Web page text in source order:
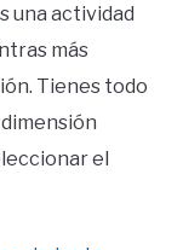
una actividad
más
Tienes todo
el